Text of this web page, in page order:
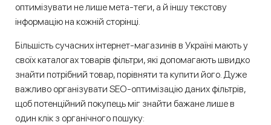
оптимізувати не лише мета-теги, а й іншу текстову
інформацію на кожній сторінці.
Більшість сучасних інтернет-магазинів в Україні мають у
своїх каталогах товарів фільтри, які допомагають швидко
знайти потрібний товар, порівняти та купити його. Дуже
важливо організувати SEO-оптимізацію даних фільтрів,
щоб потенційний покупець міг знайти бажане лише в
один клік з органічного пошуку: